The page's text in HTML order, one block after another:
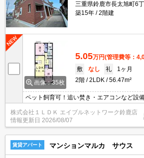
三重県鈴鹿市長太旭町6
築15年
2階建
画像：35枚
5.05万円(管理費等：
敷
なし 礼
1ヶ月
2階
2LDK 56.47m²
ペット飼育可！追い焚き・エアコンなど設備
株式会社１ＬＤＫ エイブルネットワーク鈴鹿店
情報更新日 2026/08/07
賃貸アパート マンションマルカ サウス